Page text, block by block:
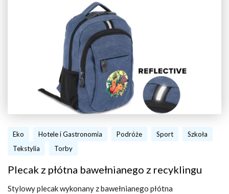
Eko Hotele i Gastronomia Podróże Sport
Szkoła
Tekstylia
Torby
Plecak z płótna bawełnianego z recyklingu
Stylowy plecak wykonany z bawełnianego płótna